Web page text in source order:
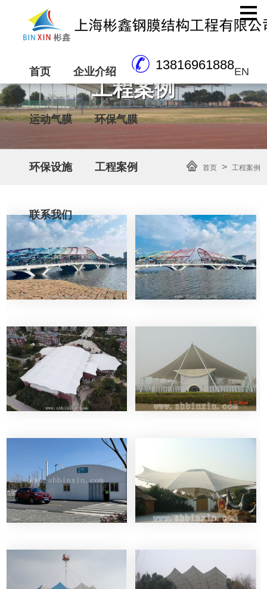
首页 企业介绍
运动气膜 环保气膜
环保设施 工程案例
联系我们
13816961888EN
工程案例
首页> 工程案例